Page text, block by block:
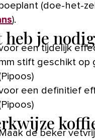
(doe-het-
).
heb je nodig
een tijdelijk
stift geschikt op
een definitief
Maak de beker